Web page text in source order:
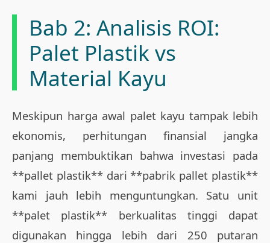
Bab 2: Analisis ROI:
Palet Plastik vs
Material Kayu
Meskipun harga awal palet kayu tampak lebih
ekonomis, perhitungan finansial jangka
panjang membuktikan bahwa investasi pada
**pallet plastik** dari **pabrik pallet plastik**
kami jauh lebih menguntungkan. Satu unit
**palet plastik** berkualitas tinggi dapat
digunakan hingga lebih dari 250 putaran